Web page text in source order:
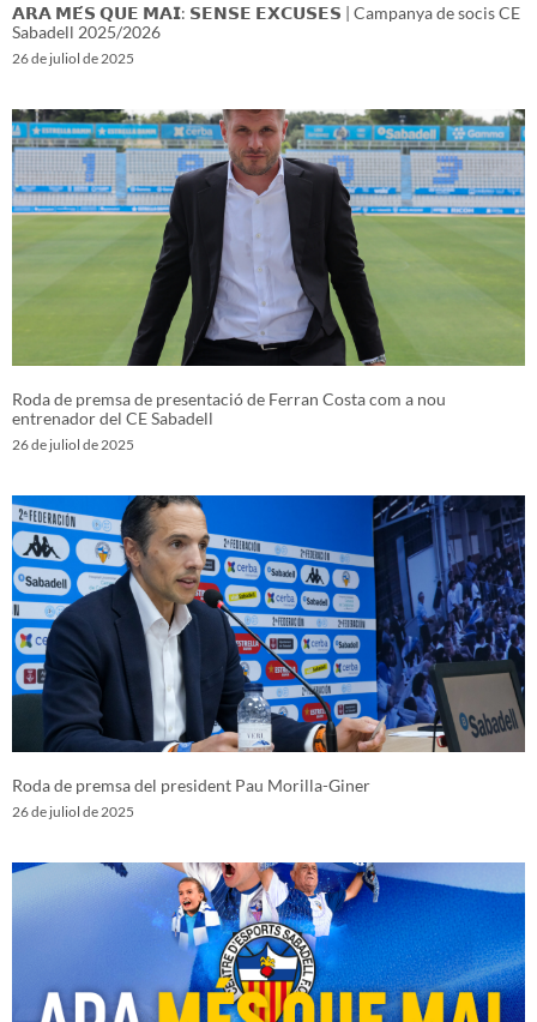
𝗔𝗥𝗔 𝗠𝗘́𝗦 𝗤𝗨𝗘 𝗠𝗔𝗜: 𝗦𝗘𝗡𝗦𝗘 𝗘𝗫𝗖𝗨𝗦𝗘𝗦 | Campanya de socis CE
Sabadell 2025/2026
26 de juliol de 2025
Roda de premsa de presentació de Ferran Costa com a nou
entrenador del CE Sabadell
26 de juliol de 2025
Roda de premsa del president Pau Morilla-Giner
26 de juliol de 2025